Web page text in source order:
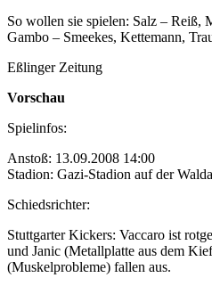
So wollen sie spielen: Salz – Reiß,
Gambo – Smeekes, Kettemann,
Eßlinger Zeitung
Vorschau
Spielinfos:
Anstoß: 13.09.2008 14:00
Stadion: Gazi-Stadion auf der
Schiedsrichter:
Stuttgarter Kickers: Vaccaro ist
und Janic (Metallplatte aus dem
(Muskelprobleme) fallen aus.